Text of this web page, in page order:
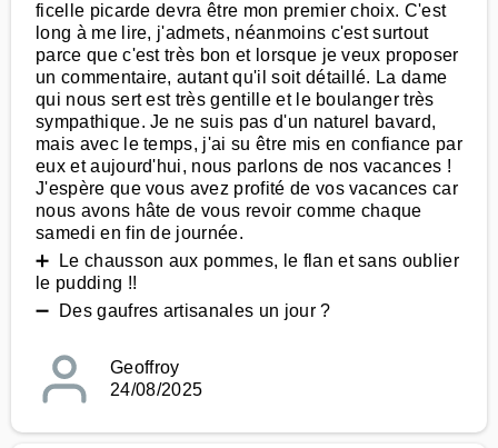
ficelle picarde devra être mon premier choix. C'est
long à me lire, j'admets, néanmoins c'est surtout
parce que c'est très bon et lorsque je veux proposer
un commentaire, autant qu'il soit détaillé. La dame
qui nous sert est très gentille et le boulanger très
sympathique. Je ne suis pas d'un naturel bavard,
mais avec le temps, j'ai su être mis en confiance par
eux et aujourd'hui, nous parlons de nos vacances !
J'espère que vous avez profité de vos vacances car
nous avons hâte de vous revoir comme chaque
samedi en fin de journée.
➕ Le chausson aux pommes, le flan et sans oublier
le pudding !!
➖ Des gaufres artisanales un jour ?
Geoffroy
24/08/2025